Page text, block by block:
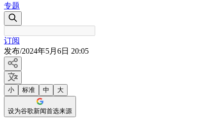
专题
订阅
发布/2024年5月6日 20:05
小 标准 中 大
设为谷歌新闻首选来源